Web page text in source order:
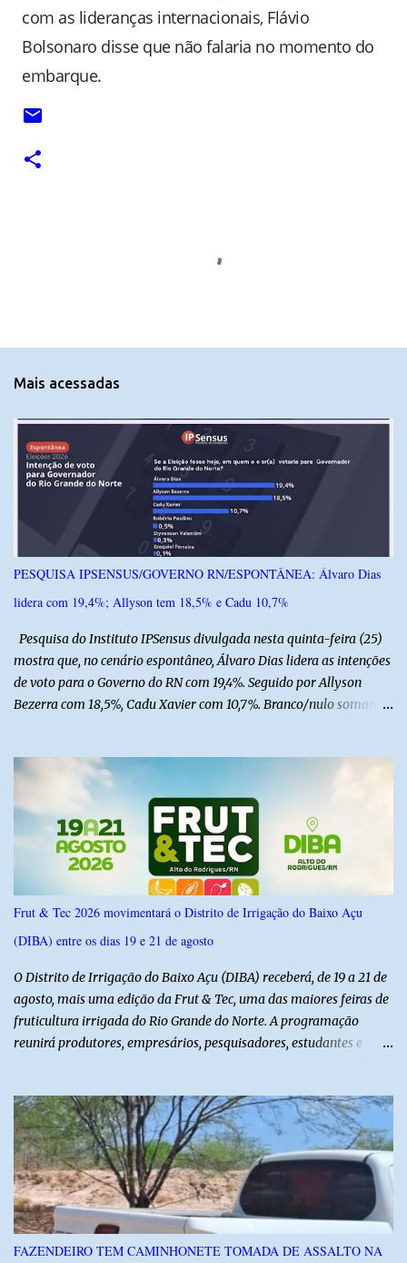
com as lideranças internacionais, Flávio
Bolsonaro disse que não falaria no momento do
embarque.
n
r
i
o
Mais acessadas
PESQUISA IPSENSUS/GOVERNO RN/ESPONTÂNEA: Álvaro Dias
lidera com 19,4%; Allyson tem 18,5% e Cadu 10,7%
Pesquisa do Instituto IPSensus divulgada nesta quinta-feira (25)
mostra que, no cenário espontâneo, Álvaro Dias lidera as intenções
de voto para o Governo do RN com 19,4%. Seguido por Allyson
Bezerra com 18,5%, Cadu Xavier com 10,7%. Branco/nulo somaram
do Norte entre os dias 18 e 22 de junho de 2026. O levantamento
possui margem de erro de 2,5 pontos percentuais e nível de
confiança de 95%. Registro no TSE: RN-09520/2026
Frut & Tec 2026 movimentará o Distrito de Irrigação do Baixo Açu
(DIBA) entre os dias 19 e 21 de agosto
O Distrito de Irrigação do Baixo Açu (DIBA) receberá, de 19 a 21 de
agosto, mais uma edição da Frut & Tec, uma das maiores feiras de
fruticultura irrigada do Rio Grande do Norte. A programação
reunirá produtores, empresários, pesquisadores, estudantes e
instituições e tecnologias voltadas ao setor. Além das atividades
técnicas, a feira contará com programação cultural. No dia 20 de
agosto, o público poderá prestigiar o show de humor com Mução,
seguido de apresentação musical de Vê Barreto. A Frut & Tec
reforça a importância do Distrito de Irrigação do Baixo Açu como
referência na fruticultura irrigada, promovendo conhecimento,
inovação e oportunidades para o desenvolvimento do agronegócio
FAZENDEIRO TEM CAMINHONETE TOMADA DE ASSALTO NA